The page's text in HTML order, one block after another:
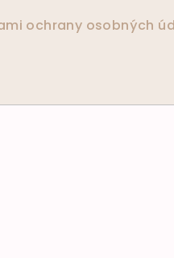
ochrany osobných